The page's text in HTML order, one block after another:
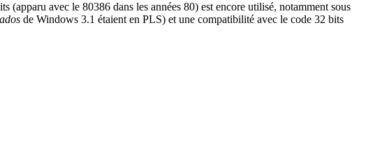
(apparu avec le 80386 dans les années 80) est encore utilisé, notamment sous
de Windows 3.1 étaient en PLS) et une compatibilité avec le code 32 bits